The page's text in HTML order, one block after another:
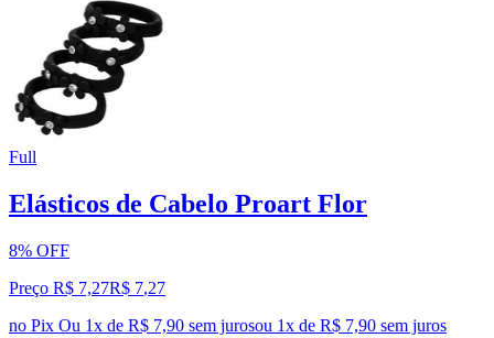
Full
Elásticos de Cabelo Proart Flor
8% OFF
Preço R$ 7,27R$ 7,27
no Pix Ou 1x de R$ 7,90 sem jurosou 1x de R$ 7,90 sem juros